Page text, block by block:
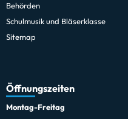
Behörden
Schulmusik und Bläserklasse
Sitemap
Öffnungszeiten
Montag-Freitag